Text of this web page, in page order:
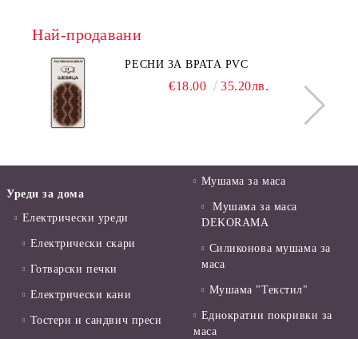
Най-продавани
РЕСНИ ЗА ВРАТА PVC
€18.00 35.20лв.
Уреди за дома
Електрически уреди
Електрически скари
Готварски печки
Електрически кани
Тостери и сандвич преси
Мушама за маса
Мушама за маса
DEKORAMA
Силиконова мушама за
маса
Мушама "Текстил"
Еднократни покривки за
маса